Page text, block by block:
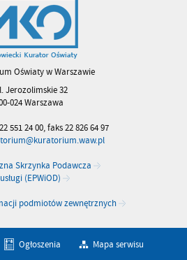
Oświaty w Warszawie
Jerozolimskie 32
024 Warszawa
551 24 00, faks 22 826 64 97
Skrzynka Podawcza
(EPWiOD)
podmiotów zewnętrznych
Ogłoszenia Mapa serwisu